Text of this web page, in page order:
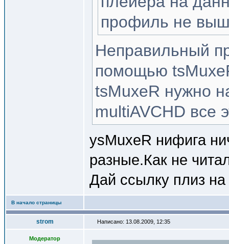
профиль не
Неправильный
помощью
tsMuxeR нужно
multiAVCHD все
ysMuxeR нифига
разные.Как не
Дай ссылку плиз
В начало страницы
strom Написано: 13.08.2009, 12:35
Модератор